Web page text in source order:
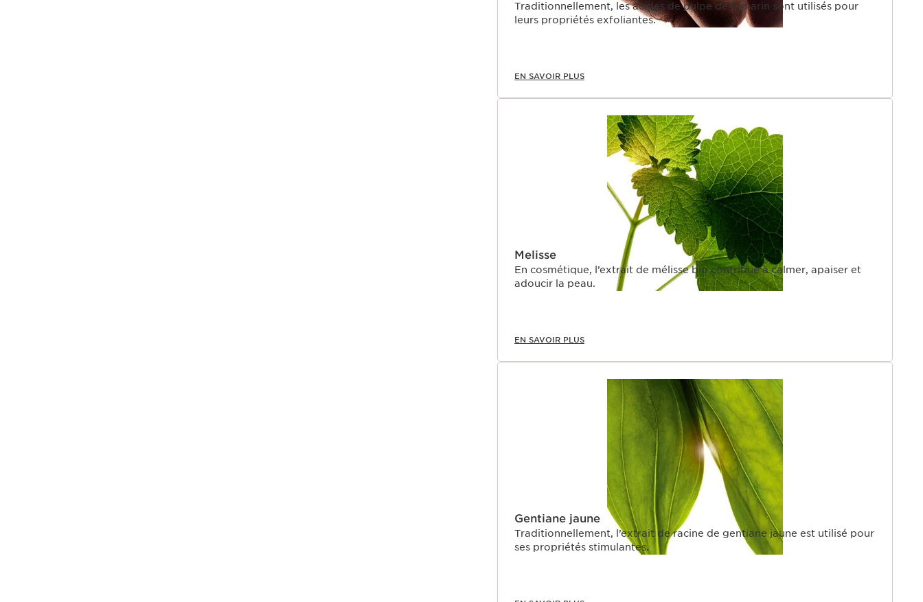
Traditionnellement, les acides de pulpe de tamarin sont utilisés pour
leurs propriétés exfoliantes.
EN SAVOIR PLUS
Melisse
En cosmétique, l’extrait de mélisse bio contribue à calmer, apaiser et
adoucir la peau.
EN SAVOIR PLUS
Gentiane jaune
Traditionnellement, l’extrait de racine de gentiane jaune est utilisé pour
ses propriétés stimulantes.